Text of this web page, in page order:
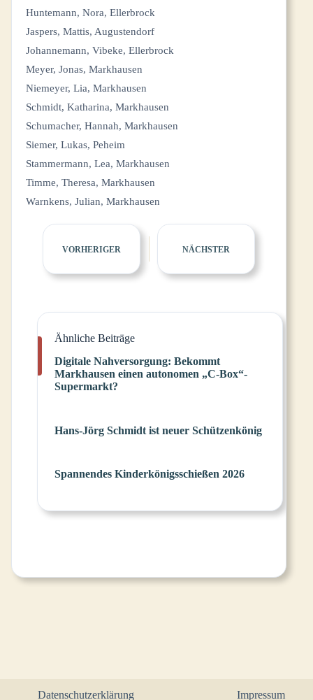
Huntemann, Nora, Ellerbrock
Jaspers, Mattis, Augustendorf
Johannemann, Vibeke, Ellerbrock
Meyer, Jonas, Markhausen
Niemeyer, Lia, Markhausen
Schmidt, Katharina, Markhausen
Schumacher, Hannah, Markhausen
Siemer, Lukas, Peheim
Stammermann, Lea, Markhausen
Timme, Theresa, Markhausen
Warnkens, Julian, Markhausen
VORHERIGER NÄCHSTER
Ähnliche Beiträge
Digitale Nahversorgung: Bekommt
Markhausen einen autonomen „C-Box“-
Supermarkt?
Hans-Jörg Schmidt ist neuer Schützenkönig
Spannendes Kinderkönigsschießen 2026
Datenschutzerklärung Impressum